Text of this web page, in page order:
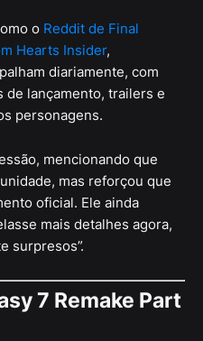
o Reddit de Final
Hearts Insider,
diariamente, com
de lançamento, trailers e
personagens.
mencionando que
mas reforçou que
oficial. Ele ainda
mais detalhes agora,
surpresos”.
7 Remake Part